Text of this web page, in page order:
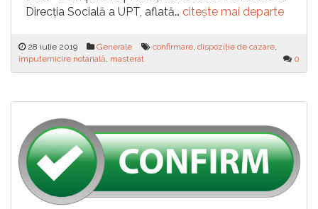
Direcția Socială a UPT, aflată… citește mai departe
28 iulie 2019 Generale confirmare, dispoziție de cazare,
împuternicire notarială, masterat 0